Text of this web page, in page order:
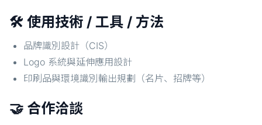
🛠️ 使用技術 / 工具 / 方法
品牌識別設計（CIS）
Logo 系統與延伸應用設計
印刷品與環境識別輸出規劃（名片、招牌等）
🤝 合作洽談